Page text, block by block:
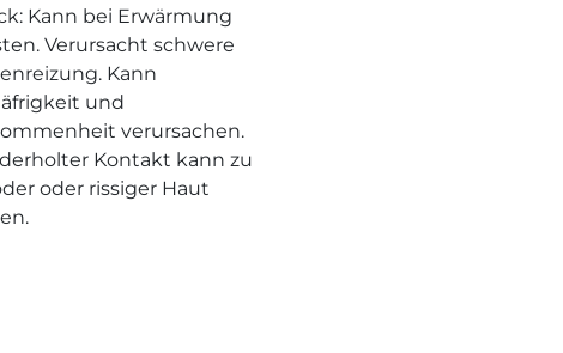
Kann bei Erwärmung
Verursacht schwere
Kann
und
verursachen.
Kontakt kann zu
oder rissiger Haut